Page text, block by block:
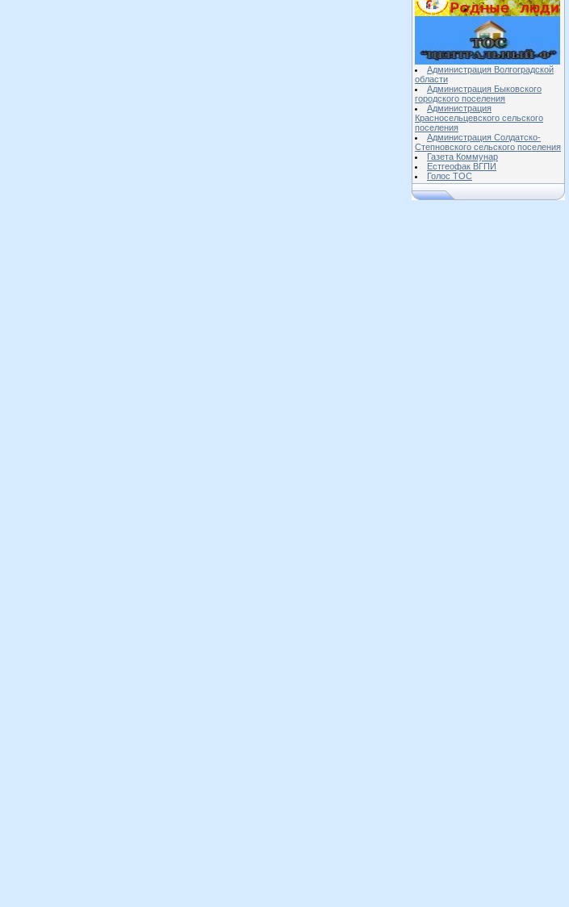
Администрация Волгоградской
области
Администрация Быковского
городского поселения
Администрация
Красносельцевского сельского
поселения
Администрация Солдатско-
Степновского сельского поселения
Газета Коммунар
Естгеофак ВГПИ
Голос ТОС